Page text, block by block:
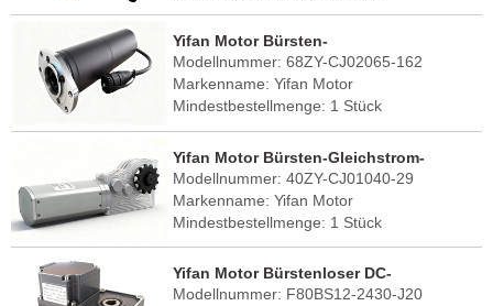
FOB-Hafen: Shanghai
Lieferzeit: 30 - 45 Tage
Herkunftsland: China (Festland)
Yifan Motor Bürsten-
Gleichstromgetriebemotor 24V 65W,
68ZY-CJ02065-162, für Solartracker
Modellnummer: 68ZY-CJ02065-162
Markenname: Yifan Motor
Mindestbestellmenge: 1 Stück
FOB-Hafen: Shanghai
Lieferzeit: 30 - 45 Tage
Herkunftsland: China (Festland)
Yifan Motor Bürsten-Gleichstrom-
Getriebemotor 12V 40W, 40ZY-CJ01040-
29, für RV-Ausfahrvorrichtung
Modellnummer: 40ZY-CJ01040-29
Markenname: Yifan Motor
Mindestbestellmenge: 1 Stück
FOB-Hafen: Shanghai
Lieferzeit: 30 - 45 Tage
Herkunftsland: China (Festland)
Yifan Motor Bürstenloser DC-
Getriebemotor 24V 120W, F80BS12-2430-
Modellnummer: F80BS12-2430-J20